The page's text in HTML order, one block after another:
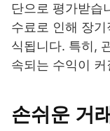
단으로 평가받습
수료로 인해 장
식됩니다. 특히,
속되는 수익이
손쉬운 거